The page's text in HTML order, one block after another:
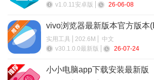
v1.0.11安卓版
26-06-08
vivo浏览器最新版本官方版本
实用工具 202.6M
中文
v30.1.0.0最新版
26-07-24
小小电脑app下载安装最新版